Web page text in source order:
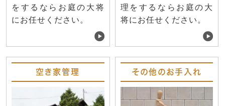
をするならお庭の大将
にお任せください。
理をするならお庭の大
将にお任せください。
空き家管理 その他のお手入れ